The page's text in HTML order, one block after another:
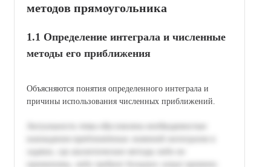
методов прямоугольника
1.1 Определение интеграла и численные
методы его приближения
Объясняются понятия определенного интеграла и
причины использования численных приближений.